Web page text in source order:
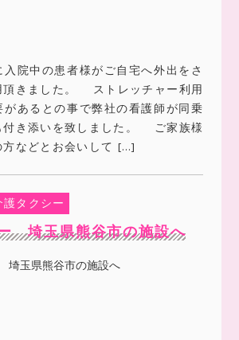
院中の患者様がご自宅へ外出をさ
頂きました。 ストレッチャー利用
があるとの事で弊社の看護師が同乗
付き添いを致しました。 ご家族様
方などとお会いして […]
護タクシー
埼玉県熊谷市の施設へ